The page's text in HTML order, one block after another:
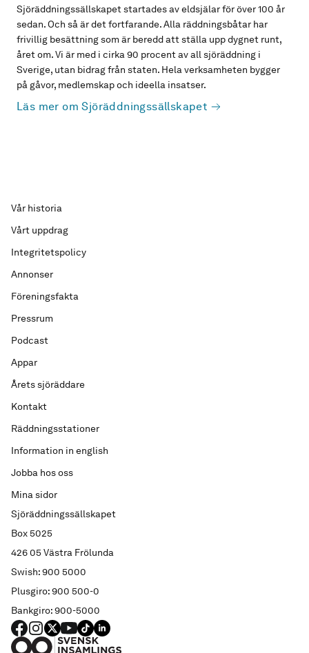
Sjöräddningssällskapet startades av eldsjälar för över 100 år
sedan. Och så är det fortfarande. Alla räddningsbåtar har
frivillig besättning som är beredd att ställa upp dygnet runt,
året om. Vi är med i cirka 90 procent av all sjöräddning i
Sverige, utan bidrag från staten. Hela verksamheten bygger
på gåvor, medlemskap och ideella insatser.
Läs mer om Sjöräddningssällskapet
Sjöräddningssällskapet
Box 5025
426 05 Västra Frölunda
Swish: 900 5000
Plusgiro: 900 500-0
Bankgiro: 900-5000
Vår historia
Vårt uppdrag
Integritetspolicy
Annonser
Föreningsfakta
Pressrum
Podcast
Appar
Årets sjöräddare
Kontakt
Räddningsstationer
Information in english
Jobba hos oss
Mina sidor
FACEBOOK
Instagram
X YouTube
TIKTOKLINKED IN